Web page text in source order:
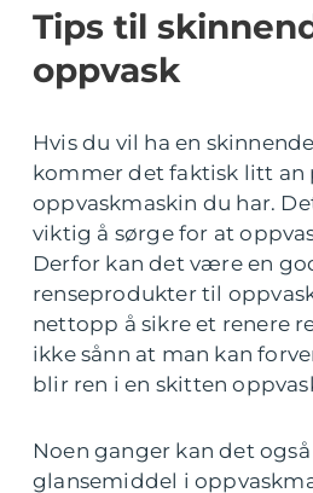
Tips til
oppvask
Hvis du vil ha en
kommer det faktisk litt an
oppvaskmaskin du har.
viktig å sørge for at
Derfor kan det være en
renseprodukter til
nettopp å sikre et renere
ikke sånn at man kan
blir ren i en skitten
Noen ganger kan det
glansemiddel i